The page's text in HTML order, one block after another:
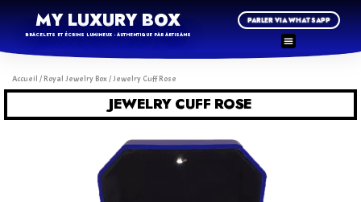
MY LUXURY BOX
BRACELETS ET ÉCRINS LUMINEUX - AUTHENTIQUE PAR ARTISANS
PARLER VIA WHATSAPP
Accueil / Royal Jewelry Box/ Jewelry Cuff Rose
JEWELRY CUFF ROSE